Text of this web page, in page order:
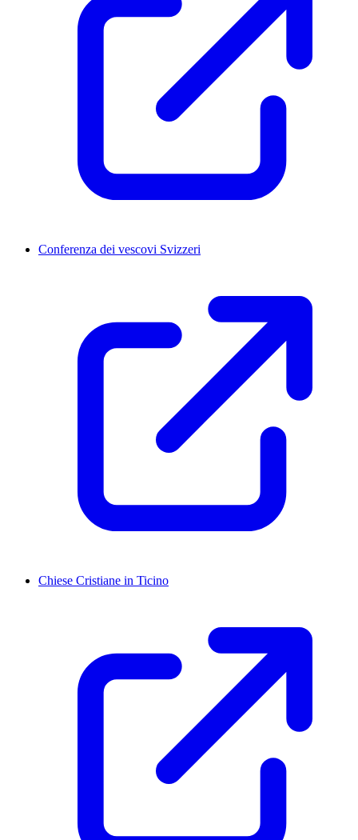
Conferenza dei vescovi Svizzeri
Chiese Cristiane in Ticino